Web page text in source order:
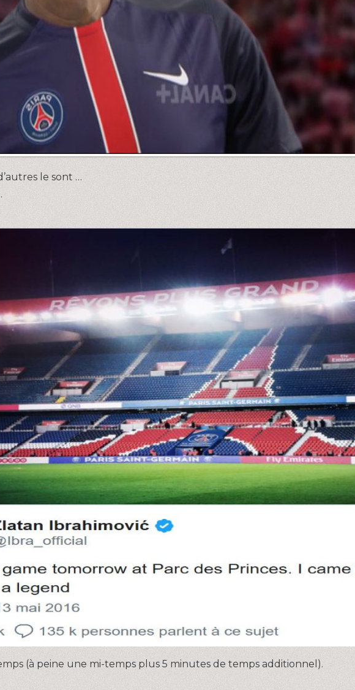
le sont …
(à peine une mi-temps plus 5 minutes de temps additionnel).